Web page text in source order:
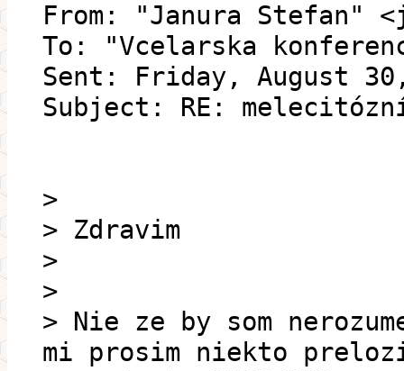
From: "Janura Stefan"
To: "Vcelarska
Sent: Friday, August
Subject: RE:
>
> Zdravim
>
>
> Nie ze by som
mi prosim niekto